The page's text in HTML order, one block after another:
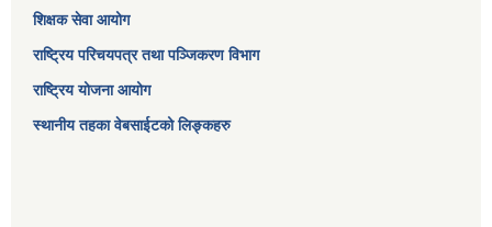
शिक्षक सेवा आयोग
राष्ट्रिय परिचयपत्र तथा पञ्जिकरण विभाग
राष्ट्रिय योजना आयोग
स्थानीय तहका वेबसाईटको लिङ्कहरु